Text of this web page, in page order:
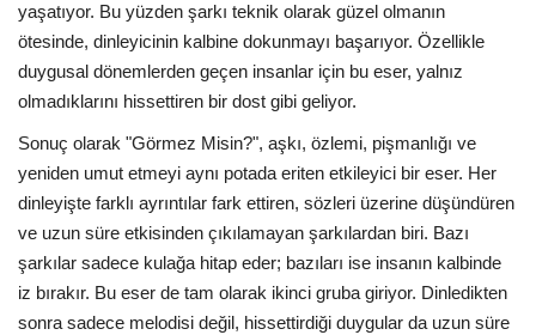
yaşatıyor. Bu yüzden şarkı teknik olarak güzel olmanın
ötesinde, dinleyicinin kalbine dokunmayı başarıyor. Özellikle
duygusal dönemlerden geçen insanlar için bu eser, yalnız
olmadıklarını hissettiren bir dost gibi geliyor.
Sonuç olarak "Görmez Misin?", aşkı, özlemi, pişmanlığı ve
yeniden umut etmeyi aynı potada eriten etkileyici bir eser. Her
dinleyişte farklı ayrıntılar fark ettiren, sözleri üzerine düşündüren
ve uzun süre etkisinden çıkılamayan şarkılardan biri. Bazı
şarkılar sadece kulağa hitap eder; bazıları ise insanın kalbinde
iz bırakır. Bu eser de tam olarak ikinci gruba giriyor. Dinledikten
sonra sadece melodisi değil, hissettirdiği duygular da uzun süre